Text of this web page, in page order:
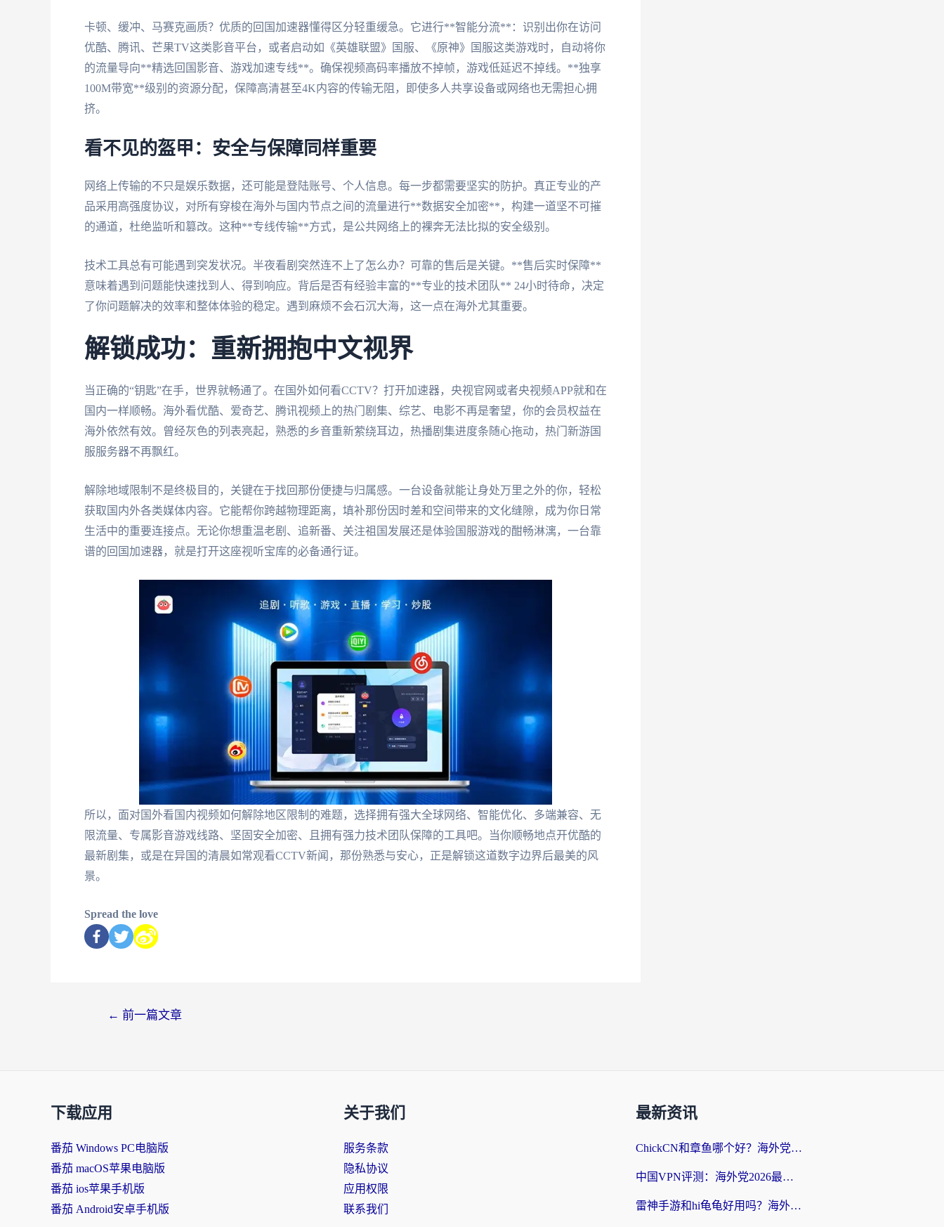
卡顿、缓冲、马赛克画质？优质的回国加速器懂得区分轻重缓急。它进行**智能分流**：识别出你在访问
优酷、腾讯、芒果TV这类影音平台，或者启动如《英雄联盟》国服、《原神》国服这类游戏时，自动将你
的流量导向**精选回国影音、游戏加速专线**。确保视频高码率播放不掉帧，游戏低延迟不掉线。**独享
100M带宽**级别的资源分配，保障高清甚至4K内容的传输无阻，即使多人共享设备或网络也无需担心拥
挤。
看不见的盔甲：安全与保障同样重要
网络上传输的不只是娱乐数据，还可能是登陆账号、个人信息。每一步都需要坚实的防护。真正专业的产
品采用高强度协议，对所有穿梭在海外与国内节点之间的流量进行**数据安全加密**，构建一道坚不可摧
的通道，杜绝监听和篡改。这种**专线传输**方式，是公共网络上的裸奔无法比拟的安全级别。
技术工具总有可能遇到突发状况。半夜看剧突然连不上了怎么办？可靠的售后是关键。**售后实时保障**
意味着遇到问题能快速找到人、得到响应。背后是否有经验丰富的**专业的技术团队** 24小时待命，决定
了你问题解决的效率和整体体验的稳定。遇到麻烦不会石沉大海，这一点在海外尤其重要。
解锁成功：重新拥抱中文视界
当正确的“钥匙”在手，世界就畅通了。在国外如何看CCTV？打开加速器，央视官网或者央视频APP就和在
国内一样顺畅。海外看优酷、爱奇艺、腾讯视频上的热门剧集、综艺、电影不再是奢望，你的会员权益在
海外依然有效。曾经灰色的列表亮起，熟悉的乡音重新萦绕耳边，热播剧集进度条随心拖动，热门新游国
服服务器不再飘红。
解除地域限制不是终极目的，关键在于找回那份便捷与归属感。一台设备就能让身处万里之外的你，轻松
获取国内外各类媒体内容。它能帮你跨越物理距离，填补那份因时差和空间带来的文化缝隙，成为你日常
生活中的重要连接点。无论你想重温老剧、追新番、关注祖国发展还是体验国服游戏的酣畅淋漓，一台靠
谱的回国加速器，就是打开这座视听宝库的必备通行证。
所以，面对国外看国内视频如何解除地区限制的难题，选择拥有强大全球网络、智能优化、多端兼容、无
限流量、专属影音游戏线路、坚固安全加密、且拥有强力技术团队保障的工具吧。当你顺畅地点开优酷的
最新剧集，或是在异国的清晨如常观看CCTV新闻，那份熟悉与安心，正是解锁这道数字边界后最美的风
景。
Spread the love
← 前一篇文章
下载应用
番茄 Windows PC电脑版
番茄 macOS苹果电脑版
番茄 ios苹果手机版
番茄 Android安卓手机版
关于我们
服务条款
隐私协议
应用权限
联系我们
最新资讯
ChickCN和章鱼哪个好？海外党选回国加速器的3个关键维度 + 实用避坑指南
中国VPN评测：海外党2026最全回国加速器选择指南，告别地区限制不踩坑
雷神手游和hi龟龟好用吗？海外党亲测3款回国加速器，教你选对国外到国内加速器